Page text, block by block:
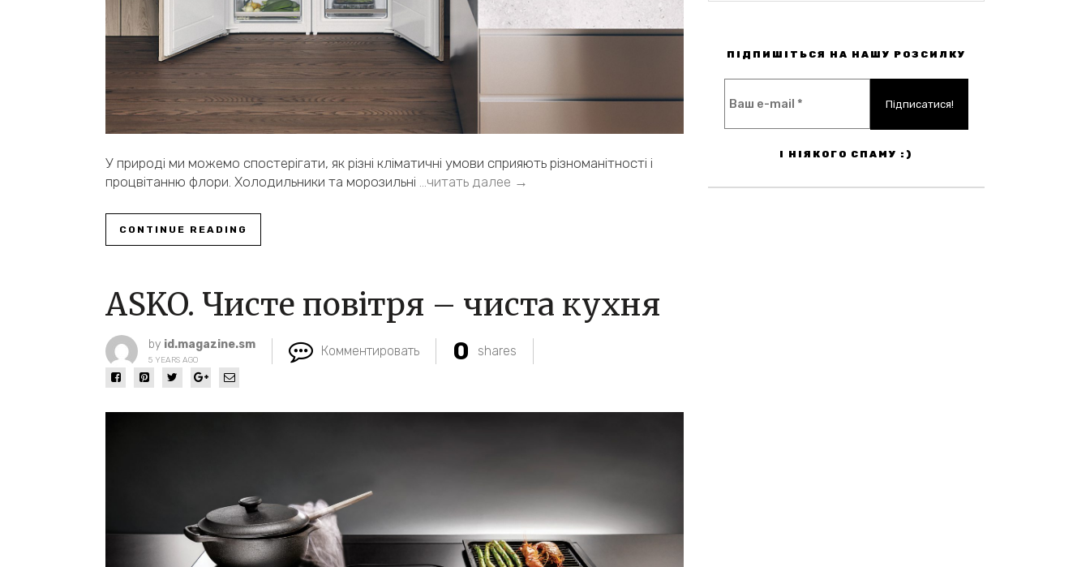
У природі ми можемо спостерігати, як різні кліматичні умови сприяють різноманітності і
процвітанню флори. Холодильники та морозильні …читать далее →
CONTINUE READING
ASKO. Чисте повітря – чиста кухня
by id.magazine.sm
5 YEARS AGO
Комментировать 0 shares
ПІДПИШІТЬСЯ НА НАШУ РОЗСИЛКУ
І НІЯКОГО СПАМУ :)